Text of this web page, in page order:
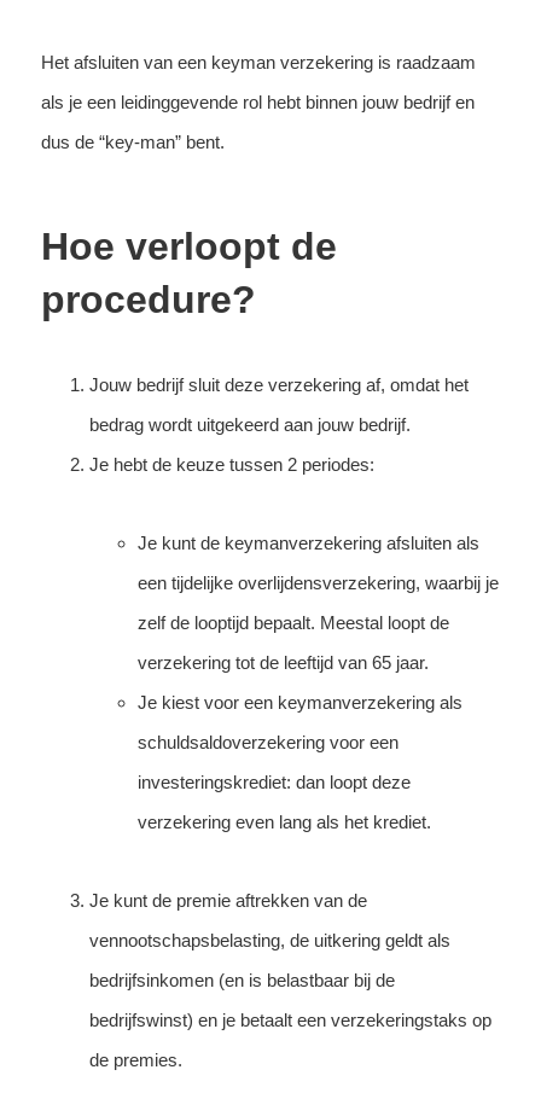
Het afsluiten van een keyman verzekering is raadzaam
als je een leidinggevende rol hebt binnen jouw bedrijf en
dus de “key-man” bent.
Hoe verloopt de
procedure?
Jouw bedrijf sluit deze verzekering af, omdat het
bedrag wordt uitgekeerd aan jouw bedrijf.
Je hebt de keuze tussen 2 periodes:
Je kunt de keymanverzekering afsluiten als
een tijdelijke overlijdensverzekering, waarbij je
zelf de looptijd bepaalt. Meestal loopt de
verzekering tot de leeftijd van 65 jaar.
Je kiest voor een keymanverzekering als
schuldsaldoverzekering voor een
investeringskrediet: dan loopt deze
verzekering even lang als het krediet.
Je kunt de premie aftrekken van de
vennootschapsbelasting, de uitkering geldt als
bedrijfsinkomen (en is belastbaar bij de
bedrijfswinst) en je betaalt een verzekeringstaks op
de premies.